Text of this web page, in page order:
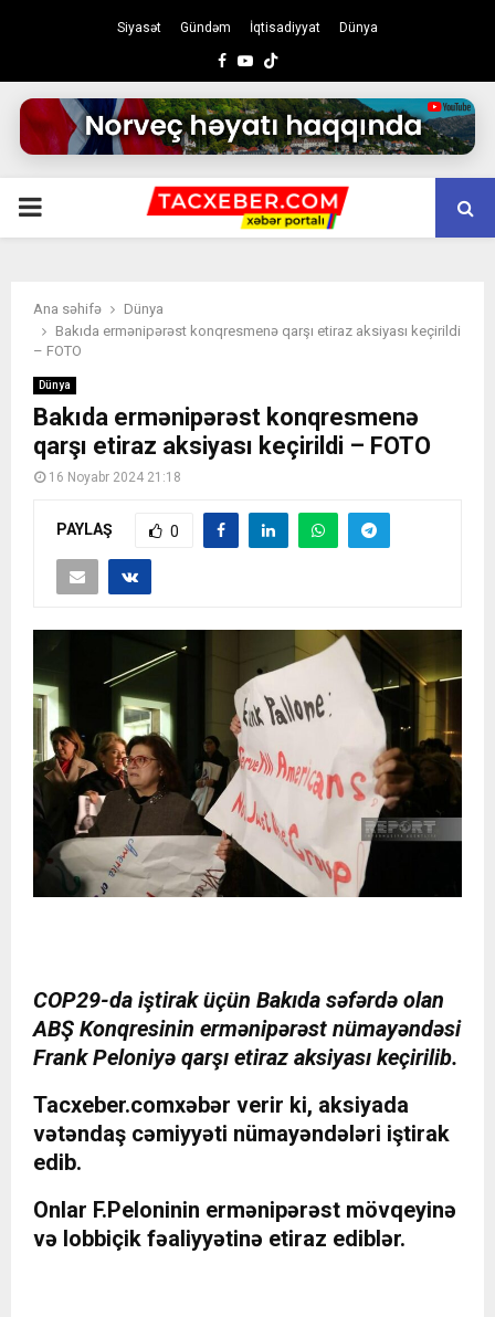
Siyasət Gündəm İqtisadiyyat Dünya
Facebook
Youtube
PRIMARY
Ana səhifə
Dünya
Bakıda ermənipərəst konqresmenə qarşı etiraz aksiyası keçirildi
– FOTO
Dünya
Bakıda ermənipərəst konqresmenə
qarşı etiraz aksiyası keçirildi – FOTO
16 Noyabr 2024 21:18
PAYLAŞ 0
COP29-da iştirak üçün Bakıda səfərdə olan
ABŞ Konqresinin ermənipərəst nümayəndəsi
Frank Peloniyə qarşı etiraz aksiyası keçirilib.
Tacxeber.comxəbər verir ki, aksiyada
vətəndaş cəmiyyəti nümayəndələri iştirak
edib.
Onlar F.Peloninin ermənipərəst mövqeyinə
və lobbiçik fəaliyyətinə etiraz ediblər.